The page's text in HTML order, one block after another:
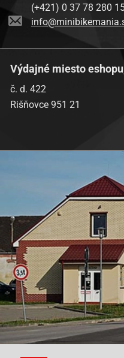
(+421) 0 37 78 280
Výdajné miesto
č. d. 422
Rišňovce 951 21